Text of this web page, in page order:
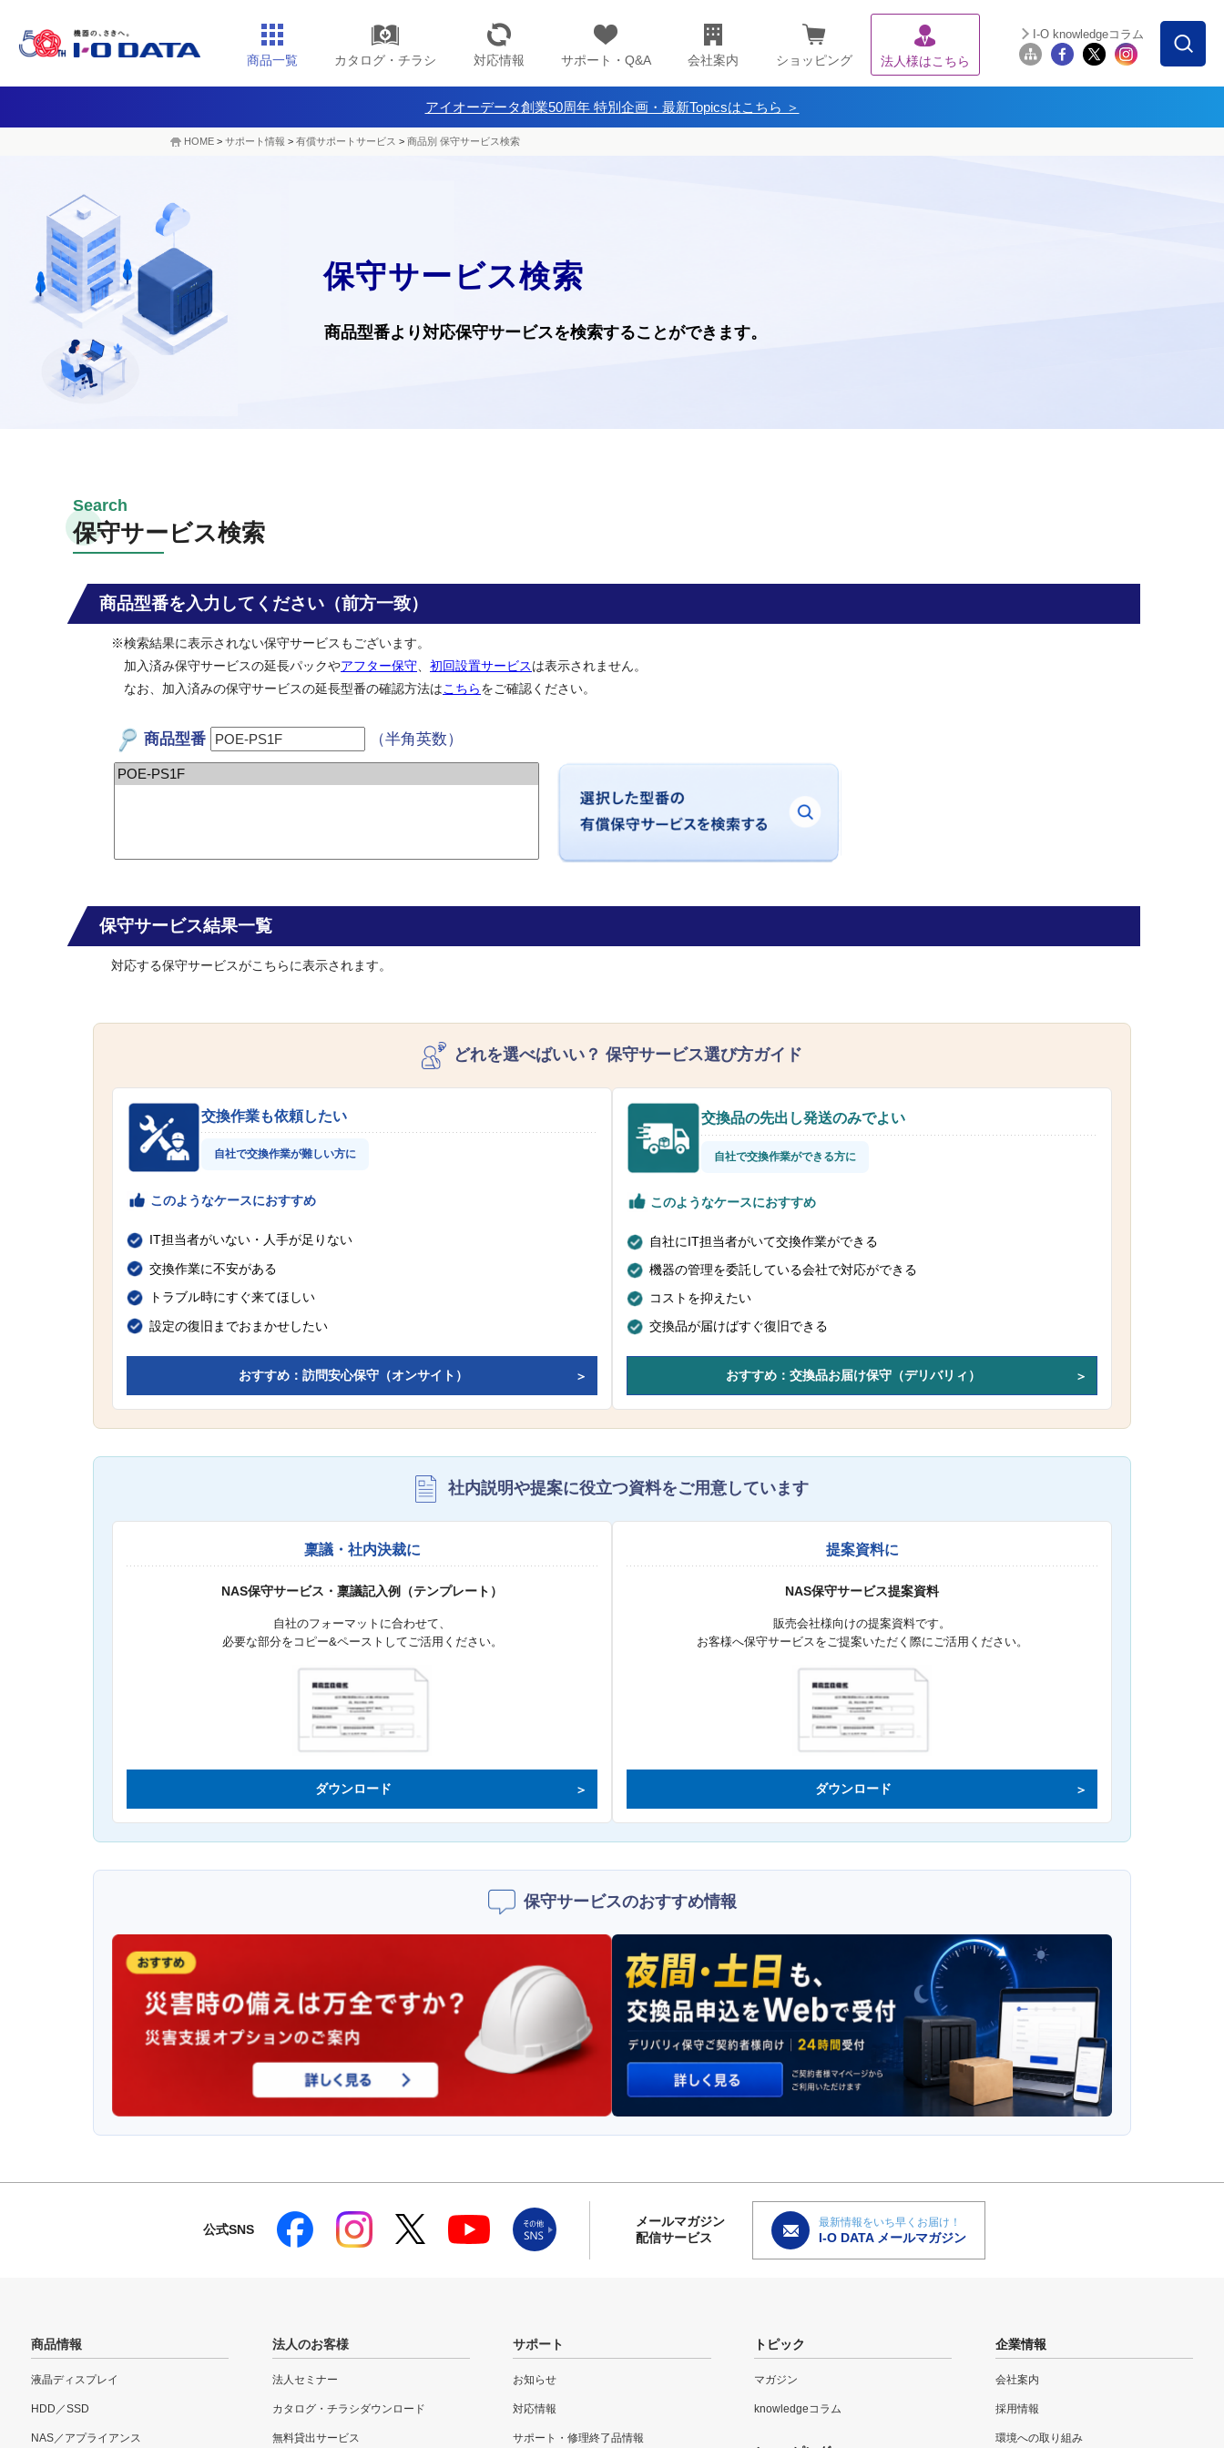
商品一覧 カタログ・チラシ 対応情報 サポート・Q&A 会社案内 ショッピング 法人様はこちら
I-O knowledgeコラム
アイオーデータ創業50周年 特別企画・最新Topicsはこちら ＞
HOME > サポート情報 > 有償サポートサービス > 商品別 保守サービス検索
保守サービス検索
商品型番より対応保守サービスを検索することができます。
保守サービス検索
商品型番を入力してください（前方一致）
※検索結果に表示されない保守サービスもございます。
加入済み保守サービスの延長パックやアフター保守 初回設置サービスは表示されません。
なお、加入済みの保守サービスの延長型番の確認方法はこちらをご確認ください。
商品型番 （半角英数）
保守サービス結果一覧
対応する保守サービスがこちらに表示されます。
どれを選べばいい？ 保守サービス選び方ガイド
交換作業も依頼したい
自社で交換作業が難しい方に
このようなケースにおすすめ
IT担当者がいない・人手が足りない
交換作業に不安がある
トラブル時にすぐ来てほしい
設定の復旧までおまかせしたい
おすすめ：訪問安心保守（オンサイト）
交換品の先出し発送のみでよい
自社で交換作業ができる方に
このようなケースにおすすめ
自社にIT担当者がいて交換作業ができる
機器の管理を委託している会社で対応ができる
コストを抑えたい
交換品が届けばすぐ復旧できる
おすすめ：交換品お届け保守（デリバリィ）
社内説明や提案に役立つ資料をご用意しています
稟議・社内決裁に
NAS保守サービス・稟議記入例（テンプレート）
自社のフォーマットに合わせて、
必要な部分をコピー&ペーストしてご活用ください。
ダウンロード
提案資料に
NAS保守サービス提案資料
販売会社様向けの提案資料です。
お客様へ保守サービスをご提案いただく際にご活用ください。
ダウンロード
保守サービスのおすすめ情報
公式SNS
メールマガジン
配信サービス
最新情報をいち早くお届け！
I-O DATA メールマガジン
商品情報
液晶ディスプレイ
HDD／SSD
NAS／アプライアンス
法人のお客様
法人セミナー
カタログ・チラシダウンロード
無料貸出サービス
サポート
お知らせ
対応情報
サポート・修理終了品情報
トピック
マガジン
knowledgeコラム
企業情報
会社案内
採用情報
環境への取り組み